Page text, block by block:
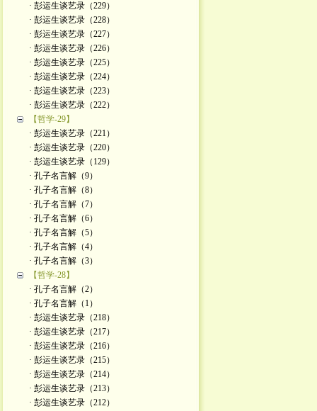
· 彭运生谈艺录（229）
· 彭运生谈艺录（228）
· 彭运生谈艺录（227）
· 彭运生谈艺录（226）
· 彭运生谈艺录（225）
· 彭运生谈艺录（224）
· 彭运生谈艺录（223）
· 彭运生谈艺录（222）
【哲学-29】
· 彭运生谈艺录（221）
· 彭运生谈艺录（220）
· 彭运生谈艺录（129）
· 孔子名言解（9）
· 孔子名言解（8）
· 孔子名言解（7）
· 孔子名言解（6）
· 孔子名言解（5）
· 孔子名言解（4）
· 孔子名言解（3）
【哲学-28】
· 孔子名言解（2）
· 孔子名言解（1）
· 彭运生谈艺录（218）
· 彭运生谈艺录（217）
· 彭运生谈艺录（216）
· 彭运生谈艺录（215）
· 彭运生谈艺录（214）
· 彭运生谈艺录（213）
· 彭运生谈艺录（212）